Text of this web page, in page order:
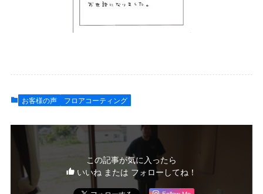
お客様の声 フロアコーティング
この記事が気に入ったら
いいね または フォローしてね！